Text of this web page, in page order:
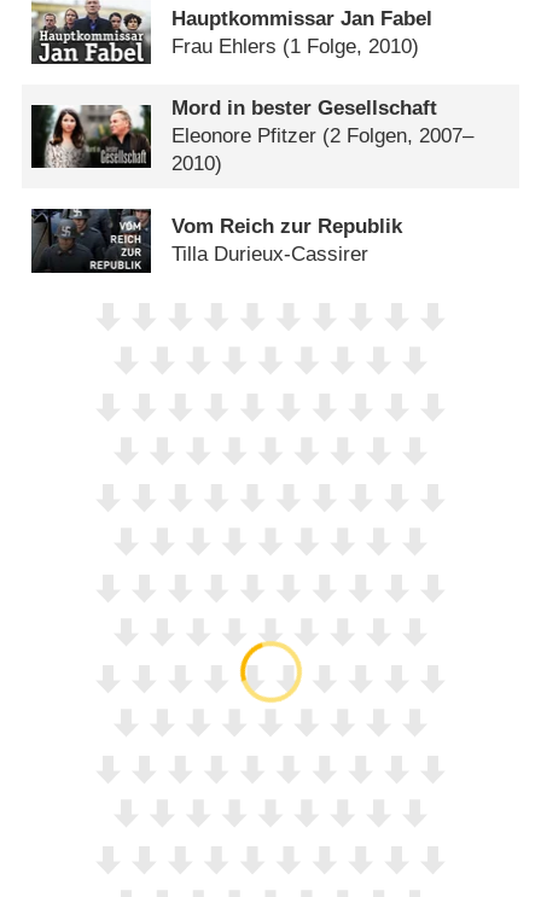
Hauptkommissar Jan Fabel
Frau Ehlers (1 Folge, 2010)
Mord in bester Gesellschaft
Eleonore Pfitzer (2 Folgen, 2007–
2010)
Vom Reich zur Republik
Tilla Durieux-Cassirer